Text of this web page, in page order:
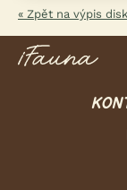
« Zpět na výpis